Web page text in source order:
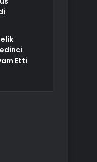
Etti